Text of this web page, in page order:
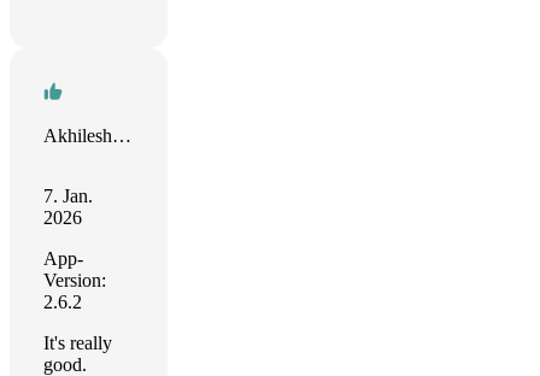
Akhilesh Kumar
7. Jan.
2026
App-
Version:
2.6.2
It's really
good.